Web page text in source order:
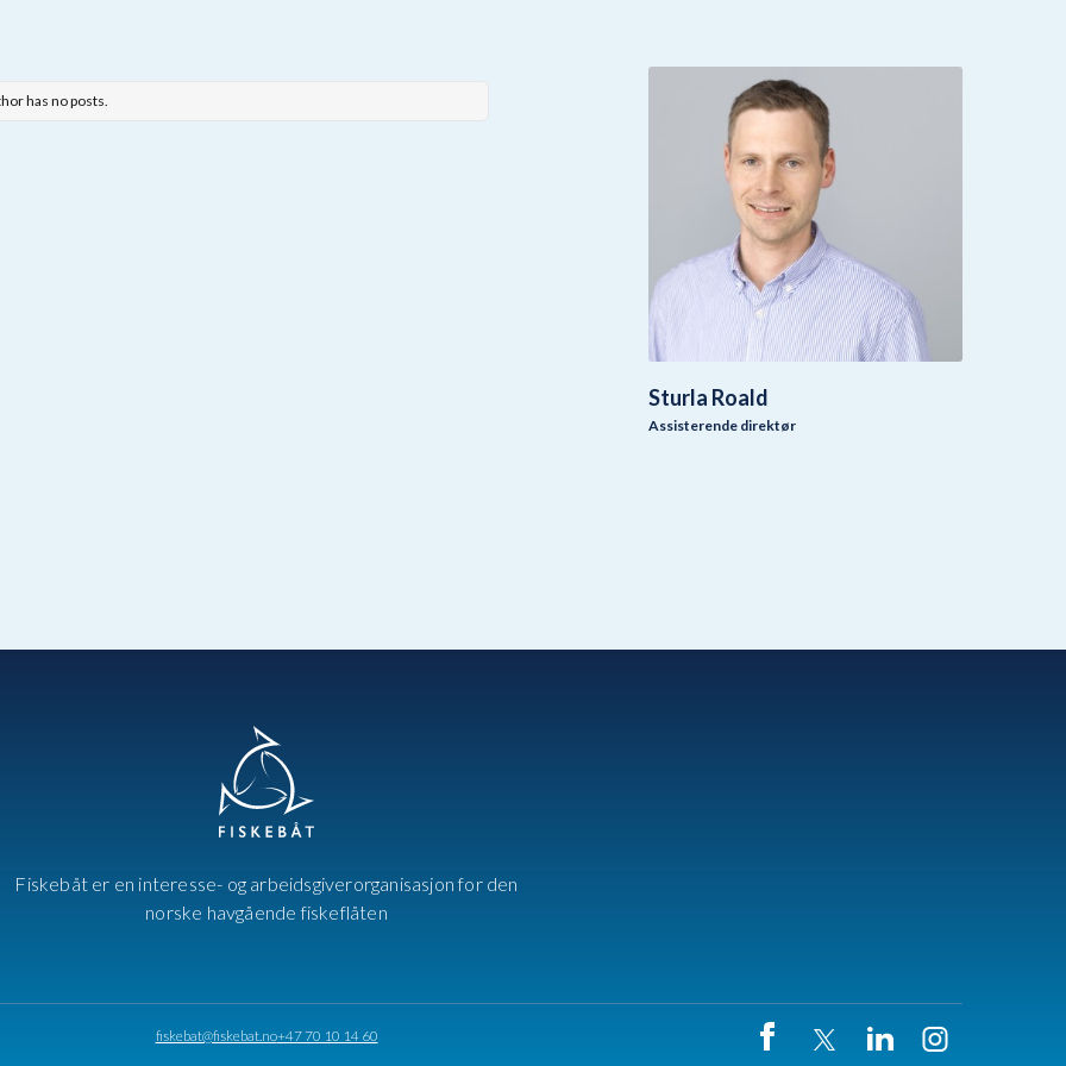
has no posts.
Sturla Roald
Assisterende direktør
Fiskebåt er en interesse- og arbeidsgiverorganisasjon for den
norske havgående fiskeflåten
fiskebat@fiskebat.no+47 70 10 14 60